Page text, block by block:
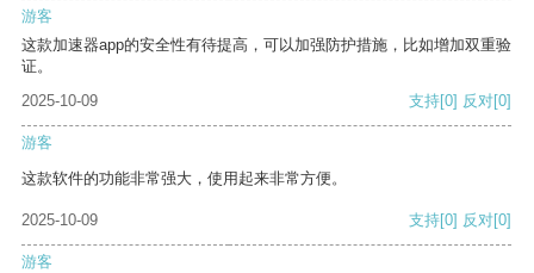
游客
这款加速器app的安全性有待提高，可以加强防护措施，比如增加双重验
证。
2025-10-09
支持[0] 反对[0]
游客
这款软件的功能非常强大，使用起来非常方便。
2025-10-09 支持[0] 反对[0]
游客